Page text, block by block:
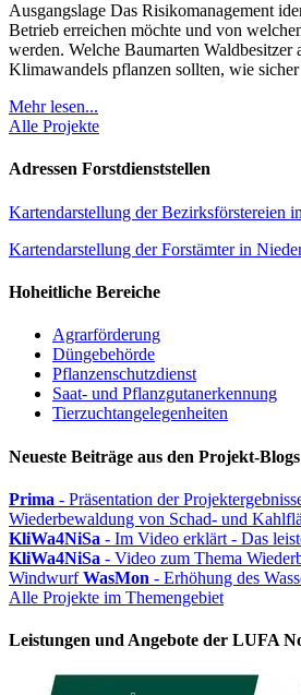
Ausgangslage Das Risikomanagement
Betrieb erreichen möchte und von
werden. Welche Baumarten Waldbesitzer
Klimawandels pflanzen sollten, wie
Mehr lesen...
Alle Projekte
Adressen Forstdienststellen
Kartendarstellung der Bezirksförstereien
Kartendarstellung der Forstämter in
Hoheitliche Bereiche
Agrarförderung
Düngebehörde
Pflanzenschutzdienst
Saat- und Pflanzgutanerkennung
Tierzuchtangelegenheiten
Neueste Beiträge aus den Projekt-Blogs
Prima - Präsentation der
Wiederbewaldung von Schad- und
KliWa4NiSa - Im Video erklärt - Das
KliWa4NiSa - Video zum Thema
WindwurfWasMon - Erhöhung des
Alle Projekte im Themengebiet
Leistungen und Angebote der LUFA